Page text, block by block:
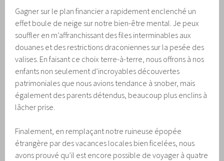
Gagner sur le plan financier a rapidement enclenché un
effet boule de neige sur notre bien-être mental. Je peux
souffler en m’affranchissant des files interminables aux
douanes et des restrictions draconiennes sur la pesée des
valises. En faisant ce choix terre-à-terre, nous offrons à nos
enfants non seulement d’incroyables découvertes
patrimoniales que nous avions tendance à snober, mais
également des parents détendus, beaucoup plus enclins à
lâcher prise.
Finalement, en remplaçant notre ruineuse épopée
étrangère par des vacances locales bien ficelées, nous
avons prouvé qu’il est encore possible de voyager à quatre